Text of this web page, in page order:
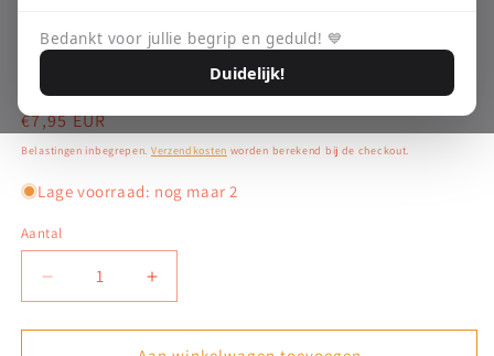
modaal
Final Fantasy X-2 –
PlayStation 2
Normale
prijs
€7,95 EUR
Belastingen inbegrepen. Verzendkosten worden berekend bij de checkout.
Lage voorraad: nog maar 2
Aantal
Aantal
verlagen
voor
Aantal
verhogen
voor
Bedankt voor jullie begrip en geduld! 💙
Duidelijk!